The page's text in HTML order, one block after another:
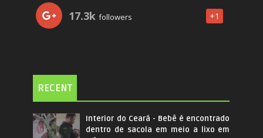
17.3k followers +1
RECENT
Interior do Ceará - Bebê é encontrado
dentro de sacola em meio a lixo em